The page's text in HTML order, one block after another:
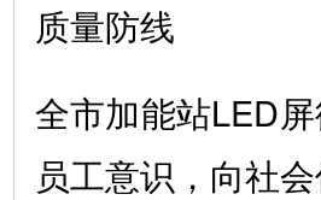
全市加能站LED
员工意识，向社